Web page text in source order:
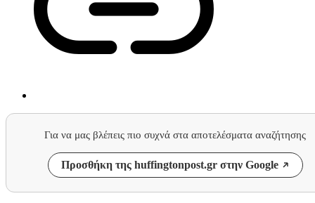
Για να μας βλέπεις πιο συχνά στα αποτελέσματα αναζήτησης
Προσθήκη της huffingtonpost.gr στην Google